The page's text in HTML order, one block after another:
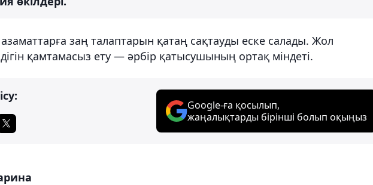
заң талаптарын қатаң сақтауды еске салады. Жол
қамтамасыз ету — әрбір қатысушының ортақ міндеті.
Google-ға қосылып,
жаңалықтарды бірінші болып оқыңыз